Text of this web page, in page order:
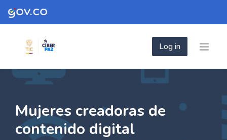
Skip to navigation
Skip to login form
Skip to footer
Skip to main content
Log in
- Mujeres creadoras de contenido
- Mujeres creadoras de contenido Digital
- Mujeres creadoras de contenido Digital
Mujeres creadoras de
contenido digital